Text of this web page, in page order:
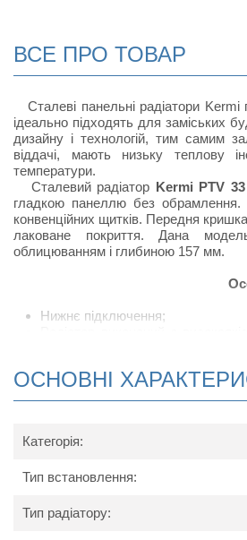
ВСЕ ПРО ТОВАР
Сталеві панельні радіатори
ідеально підходять для заміських
дизайну і технологій, тим самим
віддачі, мають низьку теплову
температури.
Сталевий радіатор Kermi PTV
гладкою панеллю без обрамлення.
конвенційних щитків. Передня
лаковане покриття. Дана
облицюванням і глибиною 157 мм.
Нижнє підключення;
своєрідних П-подібних
ОСНОВНІ
Категорія:
Тип встановлення:
Тип радіатору: